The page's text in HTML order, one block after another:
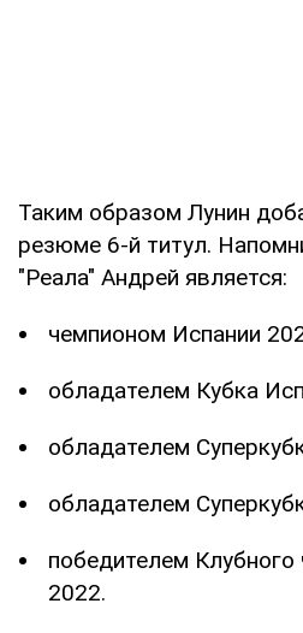
Таким образом Лунин
резюме 6-й титул.
"Реала" Андрей является:
чемпионом Испании
обладателем Кубка
обладателем
обладателем
победителем
2022.